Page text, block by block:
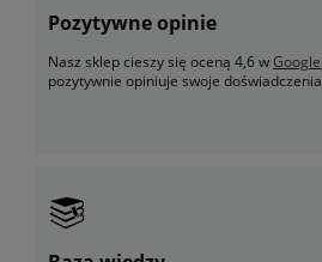
Pozytywne opinie
Nasz sklep cieszy się oceną 4,6 wGoogle
pozytywnie opiniuje swoje